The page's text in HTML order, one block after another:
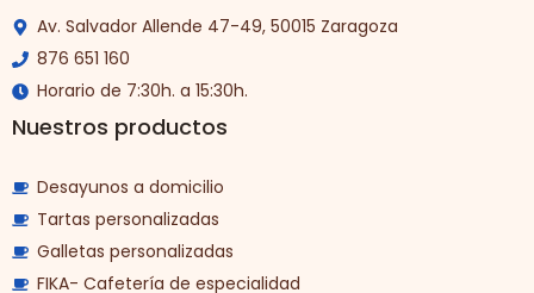
Av. Salvador Allende 47-49, 50015 Zaragoza
876 651 160
Horario de 7:30h. a 15:30h.
Nuestros productos
Desayunos a domicilio
Tartas personalizadas
Galletas personalizadas
FIKA- Cafetería de especialidad